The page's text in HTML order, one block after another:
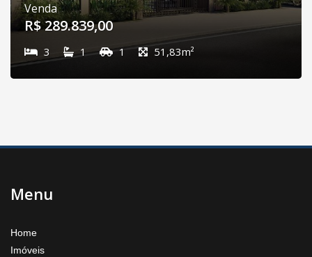
Venda
R$ 289.839,00
3 1 1 51,83m²
Menu
Home
Imóveis